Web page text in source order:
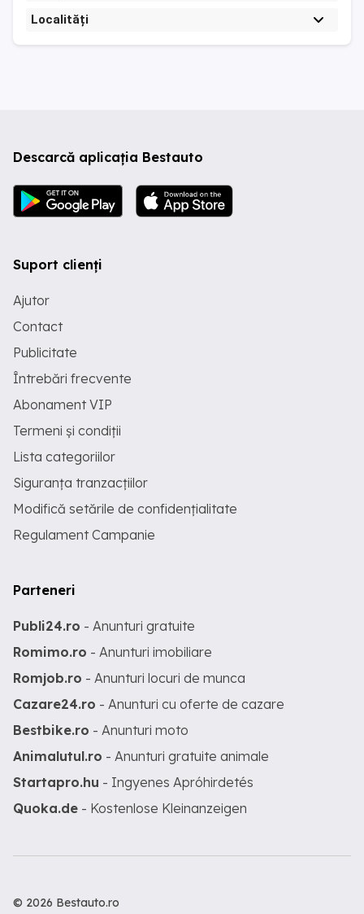
Localități
Descarcă aplicația Bestauto
Suport clienți
Ajutor
Contact
Publicitate
Întrebări frecvente
Abonament VIP
Termeni și condiții
Lista categoriilor
Siguranța tranzacțiilor
Modifică setările de confidențialitate
Regulament Campanie
Parteneri
Publi24.ro - Anunturi gratuite
Romimo.ro - Anunturi imobiliare
Romjob.ro - Anunturi locuri de munca
Cazare24.ro - Anunturi cu oferte de cazare
Bestbike.ro - Anunturi moto
Animalutul.ro - Anunturi gratuite animale
Startapro.hu - Ingyenes Apróhirdetés
Quoka.de - Kostenlose Kleinanzeigen
© 2026 Bestauto.ro